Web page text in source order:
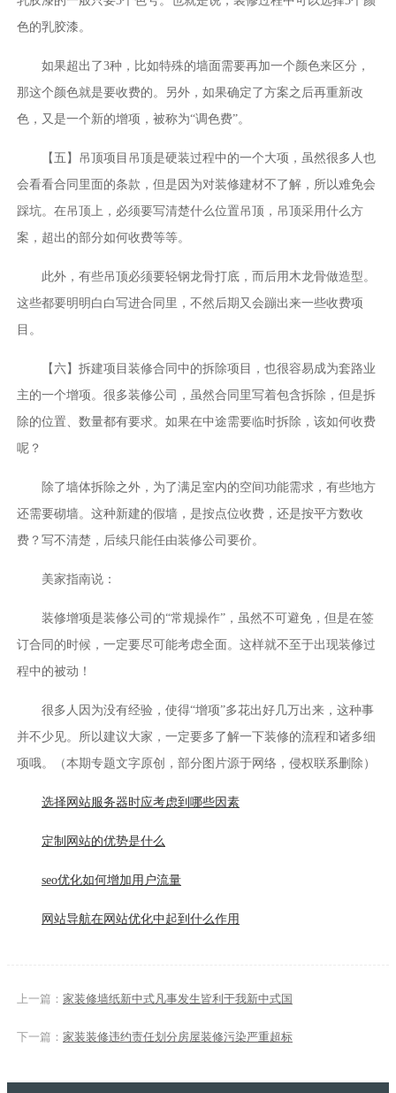
色的乳胶漆。
如果超出了3种，比如特殊的墙面需要再加一个颜色来区分，
那这个颜色就是要收费的。另外，如果确定了方案之后再重新改
色，又是一个新的增项，被称为“调色费”。
【五】吊顶项目吊顶是硬装过程中的一个大项，虽然很多人也
会看看合同里面的条款，但是因为对装修建材不了解，所以难免会
踩坑。在吊顶上，必须要写清楚什么位置吊顶，吊顶采用什么方
案，超出的部分如何收费等等。
此外，有些吊顶必须要轻钢龙骨打底，而后用木龙骨做造型。
这些都要明明白白写进合同里，不然后期又会蹦出来一些收费项
目。
【六】拆建项目装修合同中的拆除项目，也很容易成为套路业
主的一个增项。很多装修公司，虽然合同里写着包含拆除，但是拆
除的位置、数量都有要求。如果在中途需要临时拆除，该如何收费
呢？
除了墙体拆除之外，为了满足室内的空间功能需求，有些地方
还需要砌墙。这种新建的假墙，是按点位收费，还是按平方数收
费？写不清楚，后续只能任由装修公司要价。
美家指南说：
装修增项是装修公司的“常规操作”，虽然不可避免，但是在签
订合同的时候，一定要尽可能考虑全面。这样就不至于出现装修过
程中的被动！
很多人因为没有经验，使得“增项”多花出好几万出来，这种事
并不少见。所以建议大家，一定要多了解一下装修的流程和诸多细
项哦。（本期专题文字原创，部分图片源于网络，侵权联系删除）
选择网站服务器时应考虑到哪些因素
定制网站的优势是什么
seo优化如何增加用户流量
网站导航在网站优化中起到什么作用
上一篇： 家装修墙纸新中式凡事发生皆利于我新中式国
下一篇： 家装装修违约责任划分房屋装修污染严重超标